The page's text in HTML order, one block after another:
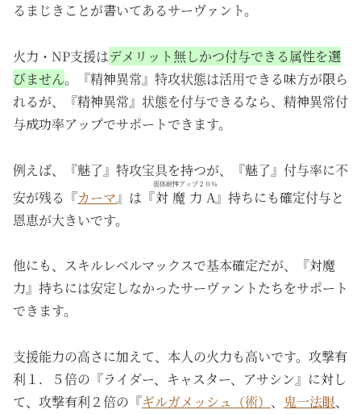
るまじきことが書いてあるサーヴァント。
火力・NP支援はデメリット無しかつ付与できる属性を選
びません。『精神異常』特攻状態は活用できる味方が限ら
れるが、『精神異常』状態を付与できるなら、精神異常付
与成功率アップでサポートできます。
例えば、『魅了』特攻宝具を持つが、『魅了』付与率に不
安が残る『カーマ』は『対魔力A
弱体耐性アップ２０％
』持ちにも確定付与と
恩恵が大きいです。
他にも、スキルレベルマックスで基本確定だが、『対魔
力』持ちには安定しなかったサーヴァントたちをサポート
できます。
支援能力の高さに加えて、本人の火力も高いです。攻撃有
利１．５倍の『ライダー、キャスター、アサシン』に対し
て、攻撃有利２倍の『ギルガメッシュ（術） 、 鬼一法眼、